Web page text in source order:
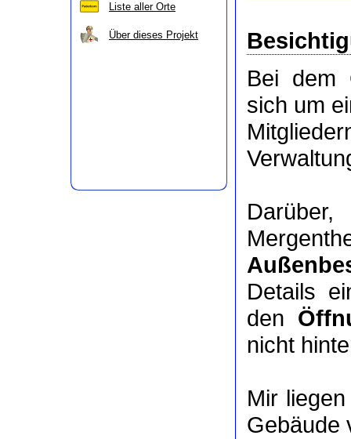
Liste aller Orte
Über dieses Projekt
Bei dem
sich um
Details
den
nicht
Mir
Gebäude